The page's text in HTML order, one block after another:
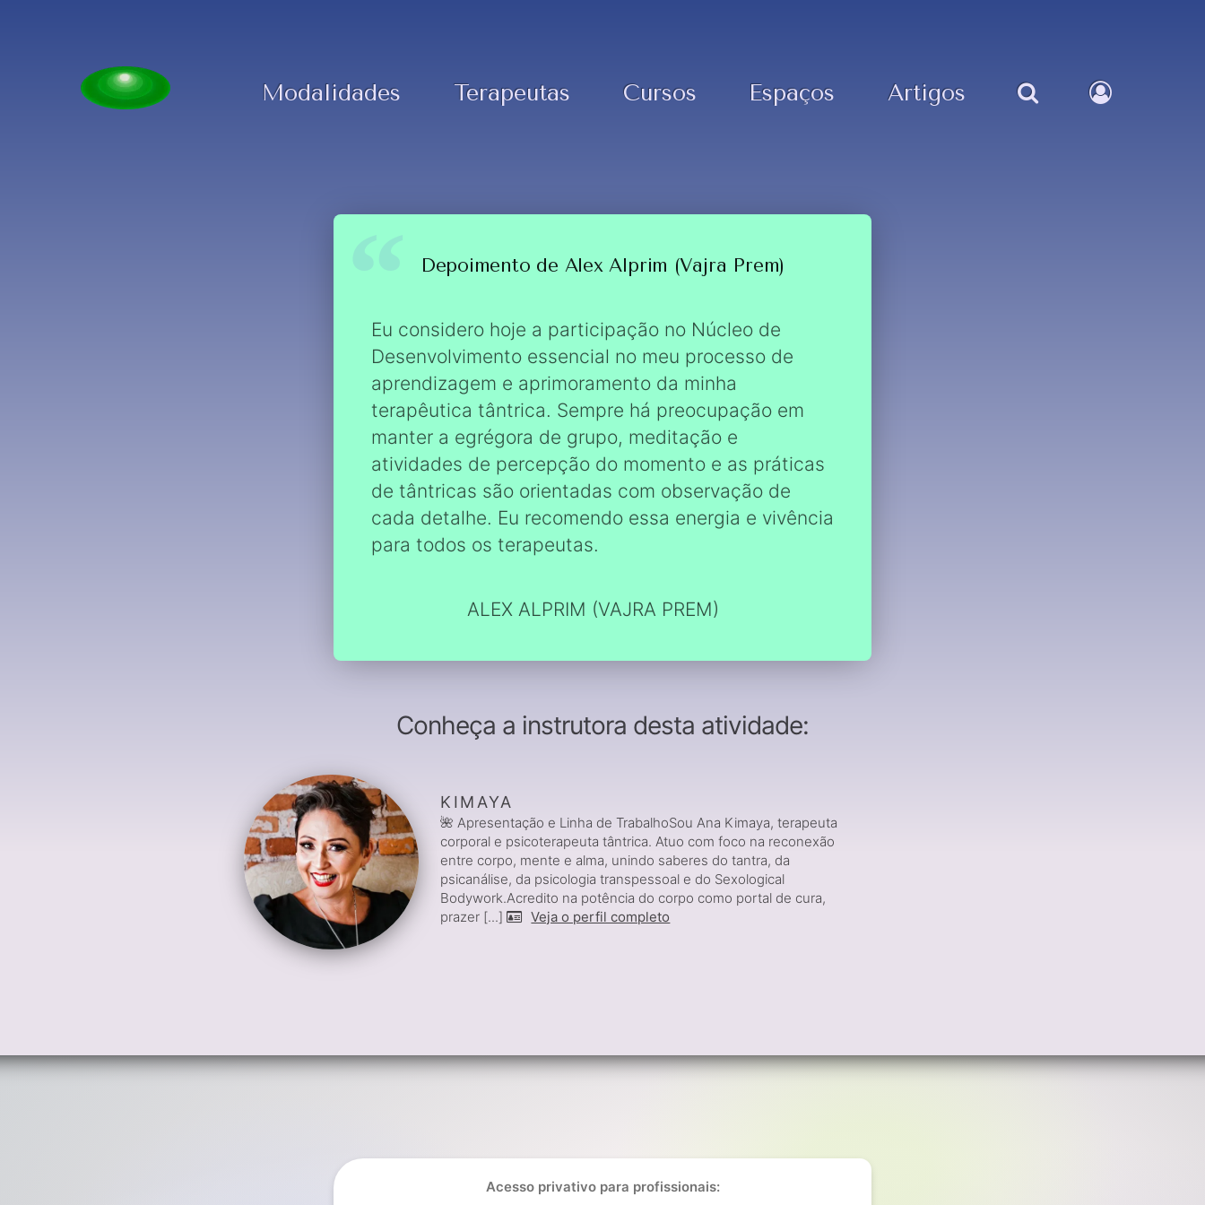
Modalidades Terapeutas Cursos Espaços Artigos
Depoimento de Alex Alprim (Vajra Prem)
Eu considero hoje a participação no Núcleo de
Desenvolvimento essencial no meu processo de
aprendizagem e aprimoramento da minha
terapêutica tântrica. Sempre há preocupação em
manter a egrégora de grupo, meditação e
atividades de percepção do momento e as práticas
de tântricas são orientadas com observação de
cada detalhe. Eu recomendo essa energia e vivência
para todos os terapeutas.
ALEX ALPRIM (VAJRA PREM)
Conheça a instrutora desta atividade:
KIMAYA
🌺 Apresentação e Linha de TrabalhoSou Ana Kimaya, terapeuta
corporal e psicoterapeuta tântrica. Atuo com foco na reconexão
entre corpo, mente e alma, unindo saberes do tantra, da
psicanálise, da psicologia transpessoal e do Sexological
Bodywork.Acredito na potência do corpo como portal de cura,
prazer [...]
Veja o perfil completo
Acesso privativo para profissionais: